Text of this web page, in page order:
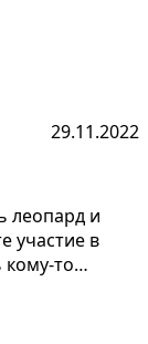
29.11.2022
леопард и
участие в
кому-то